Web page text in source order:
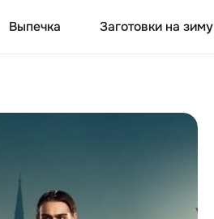
Выпечка Заготовки на зиму